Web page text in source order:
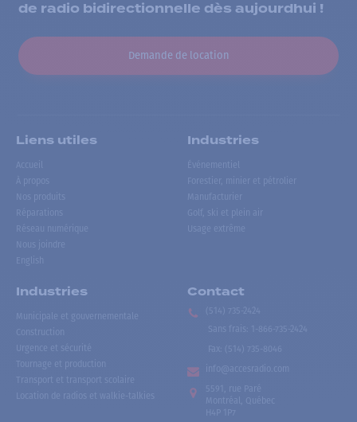
de radio bidirectionnelle dès aujourdhui !
Demande de location
Liens utiles
Accueil
À propos
Nos produits
Réparations
Réseau numérique
Nous joindre
English
Industries
Événementiel
Forestier, minier et pétrolier
Manufacturier
Golf, ski et plein air
Usage extrême
Industries
Municipale et gouvernementale
Construction
Urgence et sécurité
Tournage et production
Transport et transport scolaire
Location de radios et walkie-talkies
Contact
(514) 735-2424
Sans frais
1-866-735-2424
Fax:
(514) 735-8046
info@accesradio.com
5591, rue Paré
Montréal, Québec
H4P 1P7